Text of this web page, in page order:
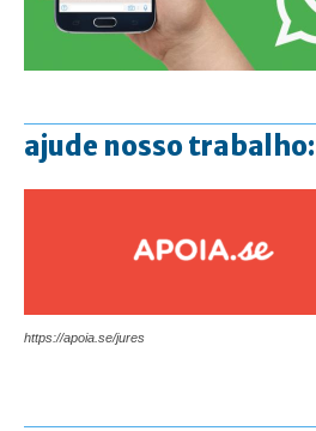
ajude nosso trabalho:
https://apoia.se/jures